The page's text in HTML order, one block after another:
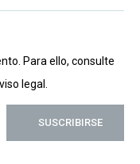
Para ello, consulte
legal.